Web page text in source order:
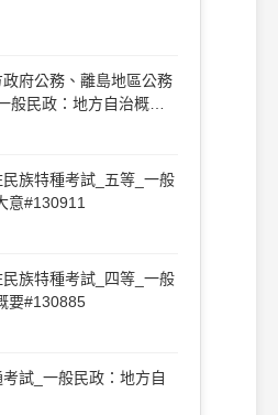
府公務、離島地區公務
般民政：地方自治概要
族特種考試_五等_一般
意#130911
族特種考試_四等_一般
要#130885
試_一般民政：地方自